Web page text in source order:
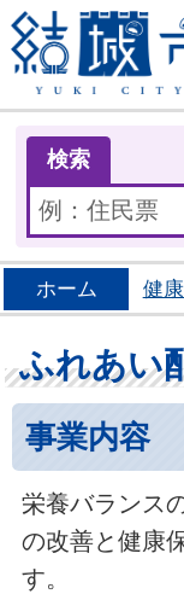
検索
ホーム 健
ふれあい
事業内容
栄養バランス
の改善と健康
す。